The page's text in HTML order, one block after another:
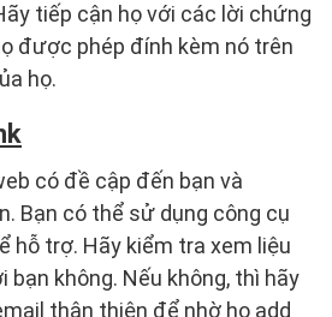
tiếp cận họ với các lời chứng
được phép đính kèm nó trên
họ.
có đề cập đến bạn và
Bạn có thể sử dụng công cụ
hỗ trợ. Hãy kiểm tra xem liệu
bạn không. Nếu không, thì hãy
thân thiện để nhờ họ add